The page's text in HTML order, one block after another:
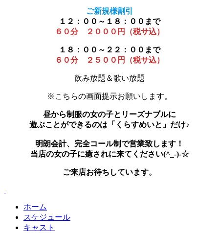
ご新規様割引
１２：００～１８：００まで
６０分 ２０００円（税サ込）
１８：００～２２：００まで
６０分 ２５００円（税サ込）
飲み放題＆歌い放題
※こちらの画面提示お願いします。
昼から制服の女の子とリーズナブルに
遊ぶことができるのは「くらすめいと」だけ♪
明朗会計、完全コール制で営業致します！
当店の女の子に癒されに来てください(^_-)-☆
ご来店お待ちしています。
ホーム
スケジュール
キャスト